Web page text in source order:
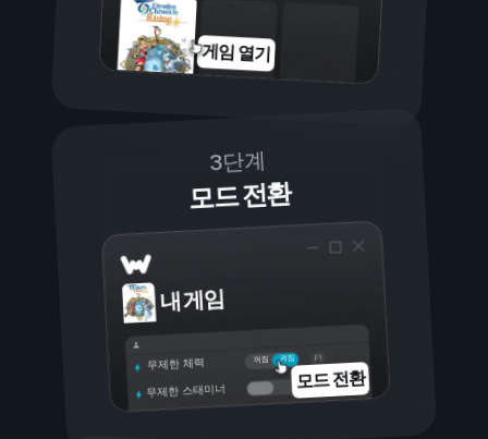
게임 열기
3단계
모드 전환
내 게임
켜짐
꺼짐
무제한 체력
무제한 스태미너 모드 전환